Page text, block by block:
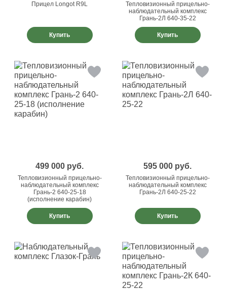
Прицел Longot R9L
Купить
Тепловизионный прицельно-
наблюдательный комплекс
Грань-2Л 640-35-22
Купить
499 000 руб.
Тепловизионный прицельно-
наблюдательный комплекс
Грань-2 640-25-18
(исполнение карабин)
Купить
595 000 руб.
Тепловизионный прицельно-
наблюдательный комплекс
Грань-2Л 640-25-22
Купить